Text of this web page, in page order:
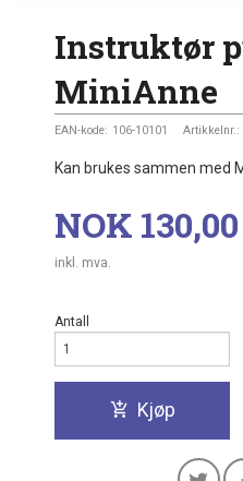
Instruktør
MiniAnne
EAN-kode: 106-10101 Artikkelnr.:
Kan brukes sammen med
Pris
NOK 130,00
inkl. mva.
Antall
Kjøp